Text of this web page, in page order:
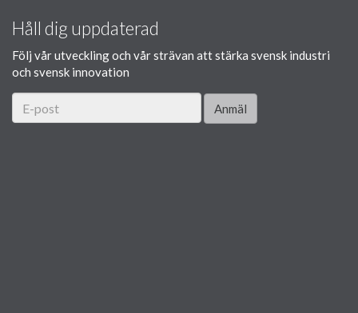
Håll dig uppdaterad
Följ vår utveckling och vår strävan att stärka svensk industri
och svensk innovation
Anmäl